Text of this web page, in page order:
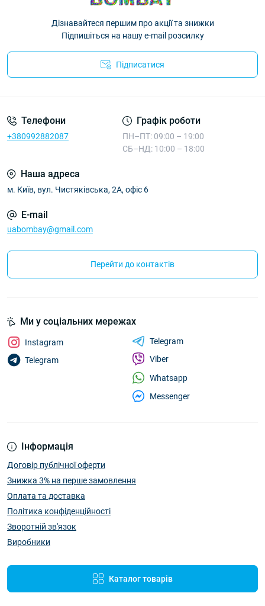
Дізнавайтеся першим про акції та знижки
Підпишіться на нашу e-mail розсилку
Підписатися
Телефони
+380992882087
Графік роботи
ПН–ПТ: 09:00 – 19:00
СБ–НД: 10:00 – 18:00
Наша адреса
м. Київ, вул. Чистяківська, 2А, офіс 6
E-mail
uabombay@gmail.com
Перейти до контактів
Інформація
Договір публічної оферти
Знижка 3% на перше замовлення
Оплата та доставка
Політика конфіденційності
Зворотній зв'язок
Виробники
Каталог товарів
Ми у соціальних мережах
Instagram
Telegram
Telegram
Viber
Whatsapp
Messenger